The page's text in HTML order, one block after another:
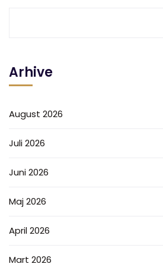
Arhive
August 2026
Juli 2026
Juni 2026
Maj 2026
April 2026
Mart 2026